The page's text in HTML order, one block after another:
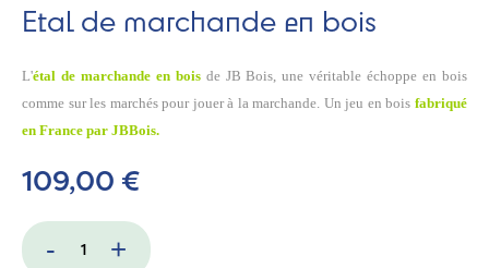
Etal de marchande en bois
L'étal de marchande en boisde JB Bois, une véritable échoppe en bois
comme sur les marchés pour jouer à la marchande. Un jeu en bois fabriqué
en France par JBBois.
109,00 €
- +